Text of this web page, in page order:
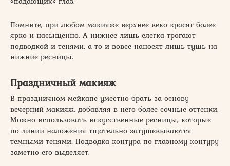
Помните, при любом макияже верхнее веко красят более
ярко и насыщенно. А нижнее лишь слегка трогают
подводкой и тенями, а то и вовсе наносят лишь тушь на
нижние ресницы.
Праздничный макияж
В праздничном мейкапе уместно брать за основу
вечерний макияж, добавляя в него более сочные оттенки.
Можно использовать искусственные ресницы, которые
по линии наложения тщательно затушевываются
темными тенями. Подводка контура по глазному контуру
заметно его выделяет.